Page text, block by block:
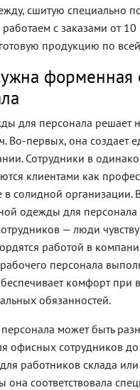
сшитую специально
с заказами от 10
продукцию по
форменная
для персонала решает
Во-первых, она создает
Сотрудники в
клиентами как
солидной организации.
одежды для
— люди
работой в
персонала
комфорт при
обязанностей.
может быть
офисных сотрудников
работников склада
она соответствовала